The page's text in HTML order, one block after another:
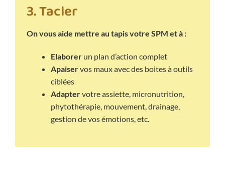
3. Tacler
On vous aide mettre au tapis votre SPM et à :
Elaborer un plan d’action complet
Apaiservos maux avec des boites à outils
ciblées
Adaptervotre assiette, micronutrition,
phytothérapie, mouvement, drainage,
gestion de vos émotions, etc.